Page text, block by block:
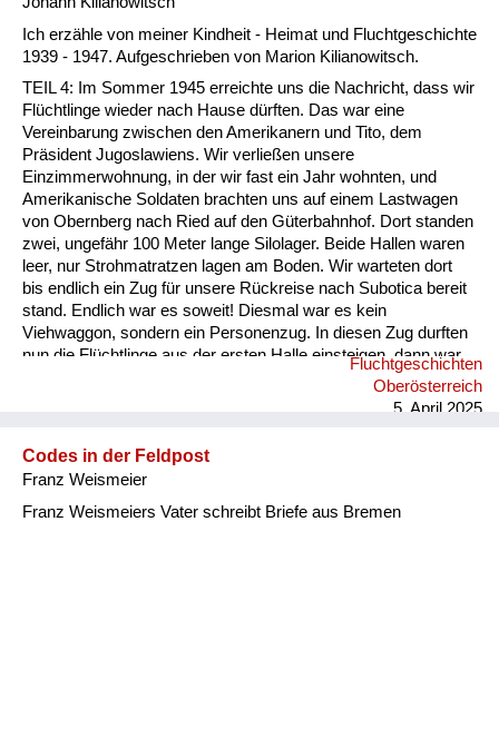
Ich erzähle von meiner Kindheit - Heimat und Fluchtgeschichte
1939 - 1947. Aufgeschrieben von Marion Kilianowitsch.
TEIL 4: Im Sommer 1945 erreichte uns die Nachricht, dass wir
Flüchtlinge wieder nach Hause dürften. Das war eine
Vereinbarung zwischen den Amerikanern und Tito, dem
Präsident Jugoslawiens. Wir verließen unsere
Einzimmerwohnung, in der wir fast ein Jahr wohnten, und
Amerikanische Soldaten brachten uns auf einem Lastwagen
von Obernberg nach Ried auf den Güterbahnhof. Dort standen
zwei, ungefähr 100 Meter lange Silolager. Beide Hallen waren
leer, nur Strohmatratzen lagen am Boden. Wir warteten dort
bis endlich ein Zug für unsere Rückreise nach Subotica bereit
stand. Endlich war es soweit! Diesmal war es kein
Viehwaggon, sondern ein Personenzug. In diesen Zug durften
nun die Flüchtlinge aus der ersten Halle einsteigen, dann war
der Zug voll. Wir waren traurig und sahen uns sehr Leid, noch
nicht in unsere Heimat zurückzukehren und noch länger zu
großes Glück für uns war. Die Mutter mit den zwei Kindern
aus unserem Nachbar...
Fluchtgeschichten
Oberösterreich
5. April 2025
Codes in der Feldpost
Franz Weismeier
Franz Weismeiers Vater schreibt Briefe aus Bremen